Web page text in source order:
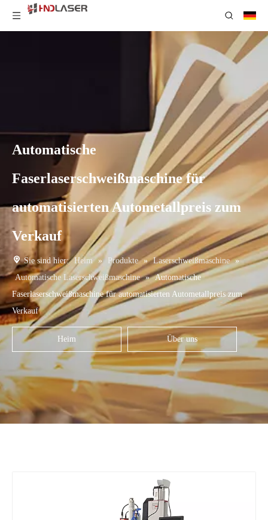
Automatische
Faserlaserschweißmaschine für
automatisierten Autometallpreis zum
Verkauf
Sie sind hier: Heim » Produkte » Laserschweißmaschine »
Automatische Laserschweißmaschine » Automatische
Faserlaserschweißmaschine für automatisierten Autometallpreis zum
Verkauf
Heim Über uns